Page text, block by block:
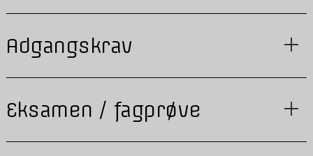
Adgangskrav
Eksamen / fagprøve